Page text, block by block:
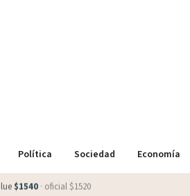
Política Sociedad Economía
$1540 · oficial $1520